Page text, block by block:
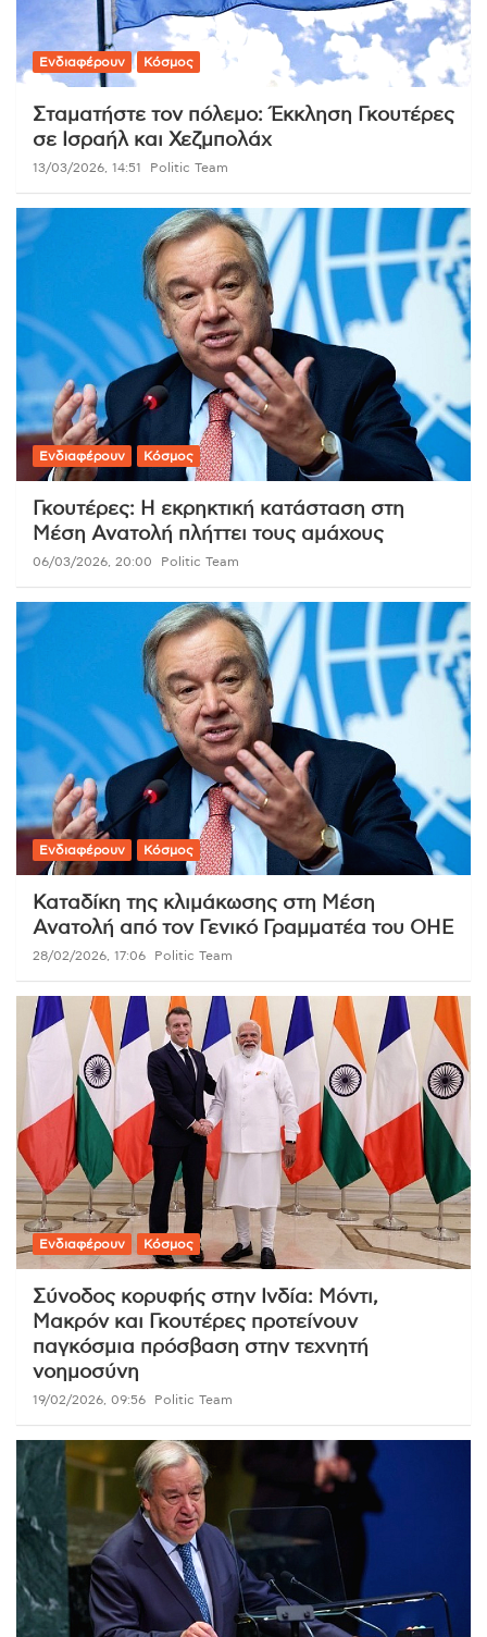
Ενδιαφέρουν Κόσμος
Σταματήστε τον πόλεμο: Έκκληση Γκουτέρες
σε Ισραήλ και Χεζμπολάχ
13/03/2026, 14:51 Politic Team
Ενδιαφέρουν Κόσμος
Γκουτέρες: Η εκρηκτική κατάσταση στη
Μέση Ανατολή πλήττει τους αμάχους
06/03/2026, 20:00 Politic Team
Ενδιαφέρουν Κόσμος
Καταδίκη της κλιμάκωσης στη Μέση
Ανατολή από τον Γενικό Γραμματέα του ΟΗΕ
28/02/2026, 17:06 Politic Team
Ενδιαφέρουν Κόσμος
Σύνοδος κορυφής στην Ινδία: Μόντι,
Μακρόν και Γκουτέρες προτείνουν
παγκόσμια πρόσβαση στην τεχνητή
νοημοσύνη
19/02/2026, 09:56 Politic Team